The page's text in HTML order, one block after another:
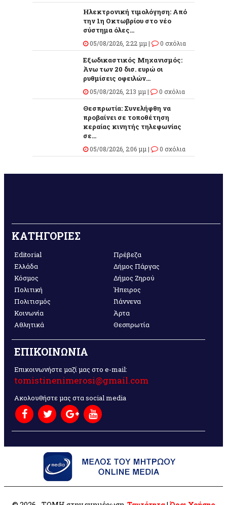
Ηλεκτρονική τιμολόγηση: Από
την 1η Οκτωβρίου στο νέο
σύστημα όλες...
05/08/2026, 2:22 μμ | 0 σχόλια
Εξωδικαστικός Μηχανισμός:
Άνω των 20 δισ. ευρώ οι
ρυθμίσεις οφειλών...
05/08/2026, 2:13 μμ | 0 σχόλια
Θεσπρωτία: Συνελήφθη να
προβαίνει σε τοποθέτηση
κεραίας κινητής τηλεφωνίας
σε...
05/08/2026, 2:06 μμ | 0 σχόλια
ΚΑΤΗΓΟΡΙΕΣ
Editorial
Ελλάδα
Κόσμος
Πολιτική
Πολιτισμός
Κοινωνία
Αθλητικά
Πρέβεζα
Δήμος Πάργας
Δήμος Ζηρού
Ήπειρος
Γιάννενα
Άρτα
Θεσπρωτία
ΕΠΙΚΟΙΝΩΝΙΑ
Επικοινωνήστε μαζί μας στο e-mail:
tomistinenimerosi@gmail.com
Ακολουθήστε μας στα social media